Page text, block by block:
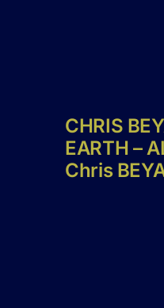
CHRIS
EARTH –
Chris